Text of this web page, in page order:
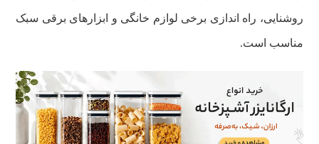
روشنایی، راه اندازی برخی لوازم خانگی و ابزارهای برقی سبک
مناسب است.